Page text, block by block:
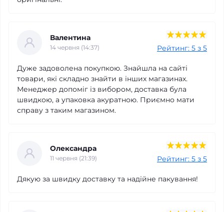
Валентина
14 червня (14:37) Рейтинг: 5 з 5
Дуже задоволена покупкою. Знайшла на сайті
товари, які складно знайти в інших магазинах.
Менеджер допоміг із вибором, доставка була
швидкою, а упаковка акуратною. Приємно мати
справу з таким магазином.
Олександра
11 червня (21:39) Рейтинг: 5 з 5
Дякую за швидку доставку та надійне пакування!
Доставка
Асортимент
Ваше ім’я